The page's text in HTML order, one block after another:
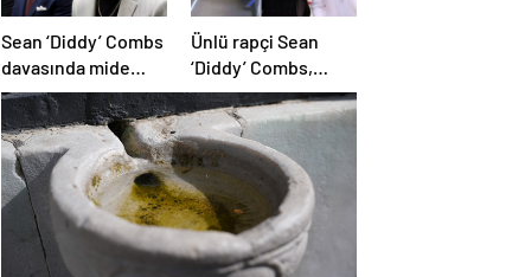
Sean ‘Diddy’ Combs
davasında mide
bulandıran bir
skandal detay daha
Ünlü rapçi Sean
‘Diddy’ Combs,
escortlara yüklü
miktarda para
dağıtmış